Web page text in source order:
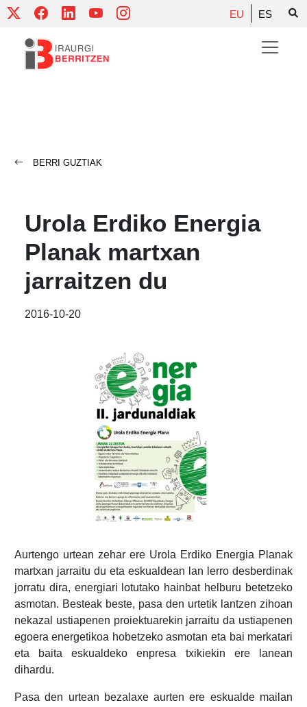
Skip
content
EU ES
BERRI GUZTIAK
Urola Erdiko Energia
Planak martxan
jarraitzen du
2016-10-20
Aurtengo urtean zehar ere Urola Erdiko Energia Planak
martxan jarraitu du eta eskualdean lan lerro desberdinak
jorratu dira, energiari lotutako hainbat helburu betetzeko
asmotan. Besteak beste, pasa den urtetik lantzen zihoan
nekazal ustiapenen proiektuarekin jarraitu da ustiapenen
egoera energetikoa hobetzeko asmotan eta bai merkatari
eta baita eskualdeko enpresa txikiekin ere lanean
dihardu.
Pasa den urtean bezalaxe aurten ere eskualde mailan